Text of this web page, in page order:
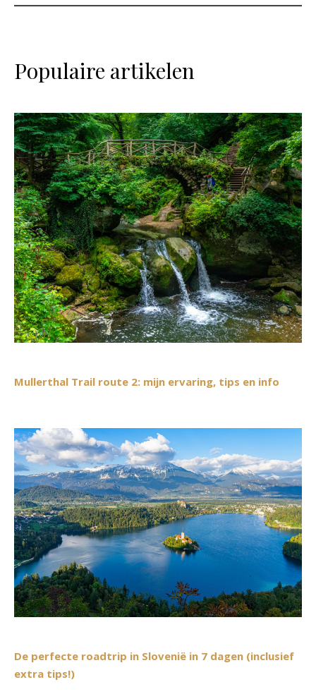
Populaire artikelen
Mullerthal Trail route 2: mijn ervaring, tips en info
De perfecte roadtrip in Slovenië in 7 dagen (inclusief
extra tips!)